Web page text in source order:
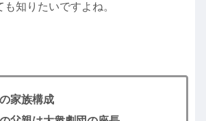
知りたいですよね。
家族構成